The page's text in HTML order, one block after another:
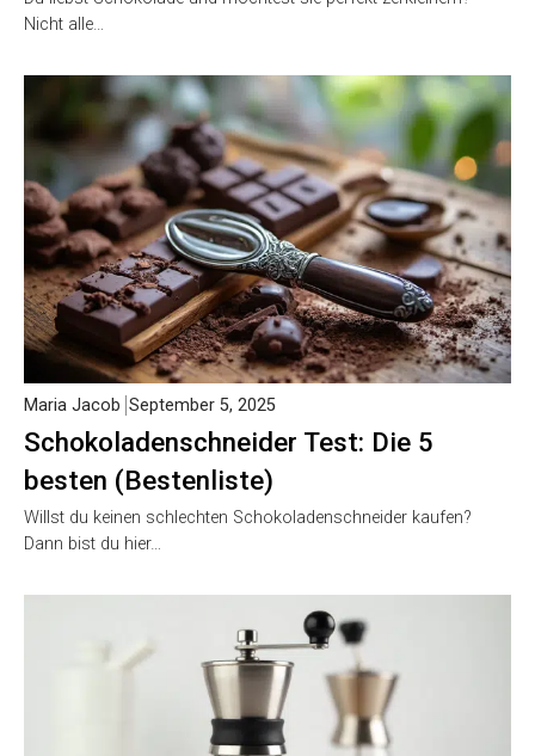
Nicht alle…
Schokoladenschneider Test: Die 5
besten (Bestenliste)
Maria Jacob September 5, 2025
Willst du keinen schlechten Schokoladenschneider kaufen?
Dann bist du hier…